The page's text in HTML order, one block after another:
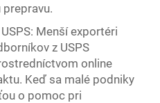
Menší exportéri
z USPS
online
Keď sa malé podniky
o pomoc pri